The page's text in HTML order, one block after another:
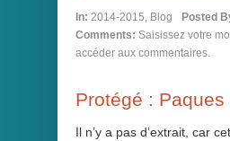
In: 2014-2015, Blog Posted
Comments: Saisissez votre
accéder aux commentaires.
Protégé : Paques
Il n’y a pas d’extrait, car